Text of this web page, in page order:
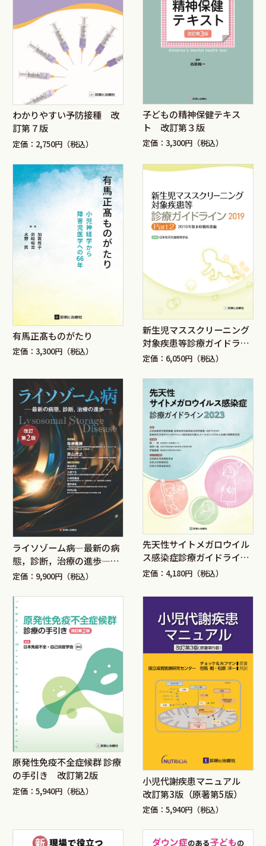
わかりやすい予防接種 改
訂第７版
定価：2,750円（税込）
子どもの精神保健テキス
ト 改訂第３版
定価：3,300円（税込）
有馬正髙ものがたり
定価：3,300円（税込）
新生児マススクリーニング
対象疾患等診療ガイドライ
ン2019 Part2
定価：6,050円（税込）
ライソゾーム病―最新の病
態，診断，治療の進歩―
改訂第２版
定価：9,900円（税込）
先天性サイトメガロウイル
ス感染症診療ガイドライン
2023
定価：4,180円（税込）
原発性免疫不全症候群 診療
の手引き 改訂第2版
定価：5,940円（税込）
小児代謝疾患マニュアル
改訂第3版（原著第5版）
定価：5,940円（税込）